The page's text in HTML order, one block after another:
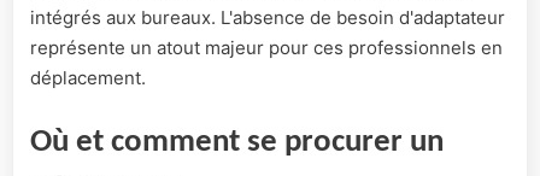
intégrés aux bureaux. L'absence de besoin d'adaptateur
représente un atout majeur pour ces professionnels en
déplacement.
Où et comment se procurer un